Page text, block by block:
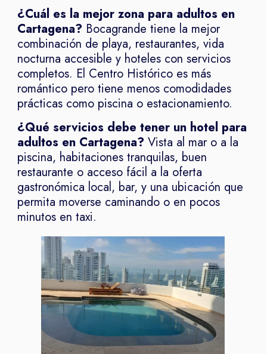
¿Cuál es la mejor zona para adultos en
Cartagena? Bocagrande tiene la mejor
combinación de playa, restaurantes, vida
nocturna accesible y hoteles con servicios
completos. El Centro Histórico es más
romántico pero tiene menos comodidades
prácticas como piscina o estacionamiento.
¿Qué servicios debe tener un hotel para
adultos en Cartagena? Vista al mar o a la
piscina, habitaciones tranquilas, buen
restaurante o acceso fácil a la oferta
gastronómica local, bar, y una ubicación que
permita moverse caminando o en pocos
minutos en taxi.